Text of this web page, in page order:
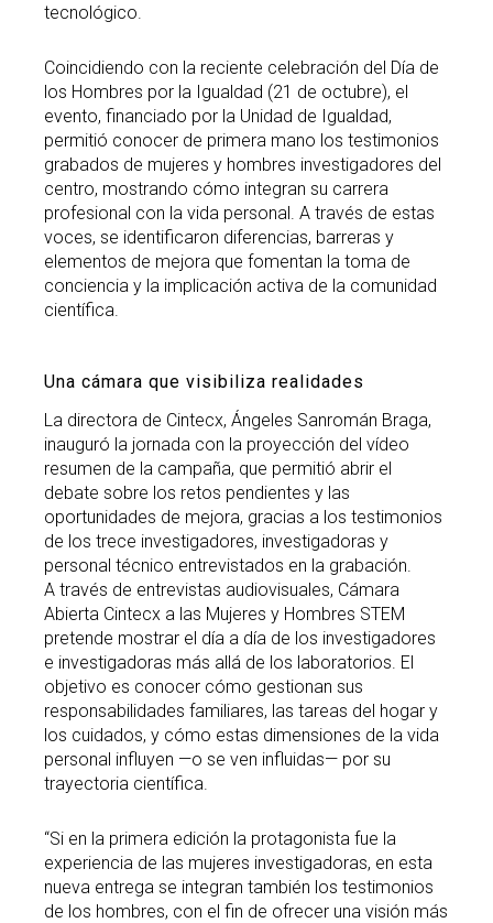
tecnológico.
Coincidiendo con la reciente celebración del Día de
los Hombres por la Igualdad (21 de octubre), el
evento, financiado por la Unidad de Igualdad,
permitió conocer de primera mano los testimonios
grabados de mujeres y hombres investigadores del
centro, mostrando cómo integran su carrera
profesional con la vida personal. A través de estas
voces, se identificaron diferencias, barreras y
elementos de mejora que fomentan la toma de
conciencia y la implicación activa de la comunidad
científica.
Una cámara que visibiliza realidades
La directora de Cintecx, Ángeles Sanromán Braga,
inauguró la jornada con la proyección del vídeo
resumen de la campaña, que permitió abrir el
debate sobre los retos pendientes y las
oportunidades de mejora, gracias a los testimonios
de los trece investigadores, investigadoras y
personal técnico entrevistados en la grabación.
A través de entrevistas audiovisuales, Cámara
Abierta Cintecx a las Mujeres y Hombres STEM
pretende mostrar el día a día de los investigadores
e investigadoras más allá de los laboratorios. El
objetivo es conocer cómo gestionan sus
responsabilidades familiares, las tareas del hogar y
los cuidados, y cómo estas dimensiones de la vida
personal influyen —o se ven influidas— por su
trayectoria científica.
“Si en la primera edición la protagonista fue la
experiencia de las mujeres investigadoras, en esta
nueva entrega se integran también los testimonios
de los hombres, con el fin de ofrecer una visión más